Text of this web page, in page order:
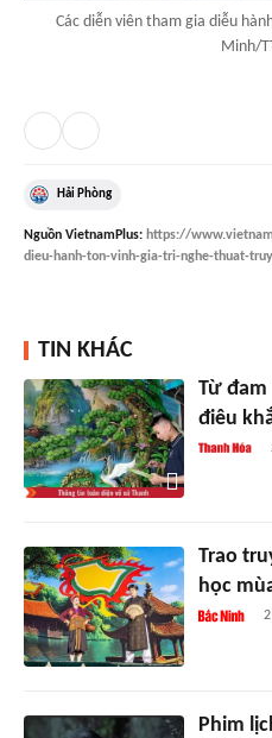
Các diễn viên tham gia diễu
Minh/
Hải Phòng
Nguồn VietnamPlus: https://
dieu-hanh-ton-vinh-gia-tri-nghe-thuat-
TIN KHÁC
Từ
điêu
Trao
học
Phim